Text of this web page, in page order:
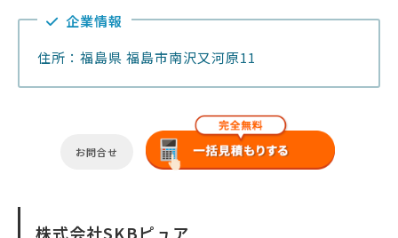
企業情報
住所：福島県 福島市南沢又河原11
お問合せ
株式会社SKBピュア